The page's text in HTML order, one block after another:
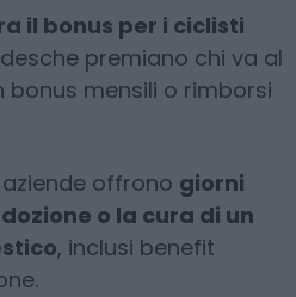
il bonus per i ciclisti
premiano chi va al
mensili o rimborsi
offrono giorni
o la cura di un
, inclusi benefit